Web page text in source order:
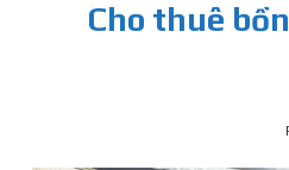
Cho thuê